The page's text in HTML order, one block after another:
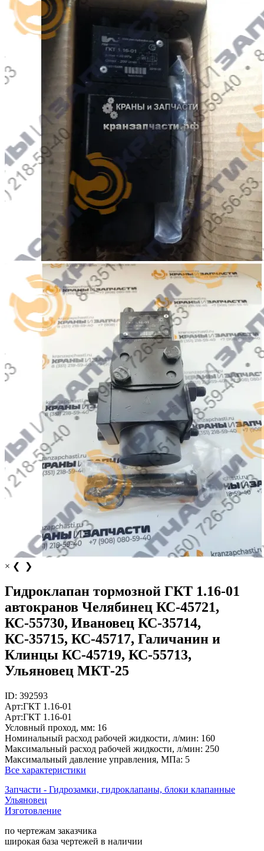
× ❮ ❯
Гидроклапан тормозной ГКТ 1.16-01
автокранов Челябинец КС-45721,
КС-55730, Ивановец КС-35714,
КС-35715, КС-45717, Галичанин и
Клинцы КС-45719, КС-55713,
Ульяновец МКТ-25
ID: 392593
Арт:ГКТ 1.16-01
Арт:ГКТ 1.16-01
Условный проход, мм: 16
Номинальный расход рабочей жидкости, л/мин: 160
Максимальный расход рабочей жидкости, л/мин: 250
Максимальный давление управления, МПа: 5
Все характеристики
Запчасти - Гидрозамки, гидроклапаны, блоки клапанные
Ульяновец
Изготовление
по чертежам заказчика
широкая база чертежей в наличии